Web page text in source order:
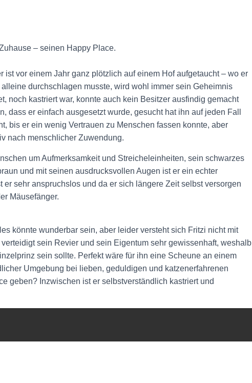
– seinen Happy Place.
ist vor einem Jahr ganz plötzlich auf einem Hof aufgetaucht – wo er
durchschlagen musste, wird wohl immer sein Geheimnis
noch kastriert war, konnte auch kein Besitzer ausfindig gemacht
dass er einfach ausgesetzt wurde, gesucht hat ihn auf jeden Fall
bis er ein wenig Vertrauen zu Menschen fassen konnte, aber
nach menschlicher Zuwendung.
um Aufmerksamkeit und Streicheleinheiten, sein schwarzes
und mit seinen ausdrucksvollen Augen ist er ein echter
er sehr anspruchslos und da er sich längere Zeit selbst versorgen
Mäusefänger.
könnte wunderbar sein, aber leider versteht sich Fritzi nicht mit
sein Revier und sein Eigentum sehr gewissenhaft, weshalb
sein sollte. Perfekt wäre für ihn eine Scheune an einem
Umgebung bei lieben, geduldigen und katzenerfahrenen
geben? Inzwischen ist er selbstverständlich kastriert und